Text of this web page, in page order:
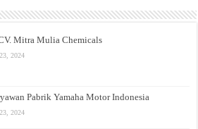
Mitra Mulia Chemicals
2024
Pabrik Yamaha Motor Indonesia
2024